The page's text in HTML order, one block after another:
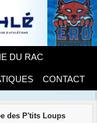
DU RAC
CONTACT
des P'tits Loups